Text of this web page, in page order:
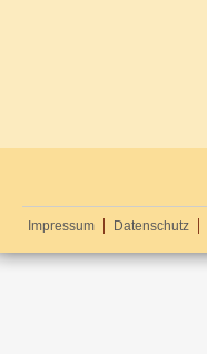
Impressum Datenschutz